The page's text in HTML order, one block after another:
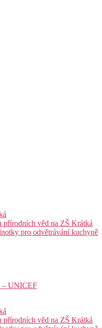
věd na ZŠ Krátká
pro odvětrávání kuchyně
– UNICEF
věd na ZŠ Krátká